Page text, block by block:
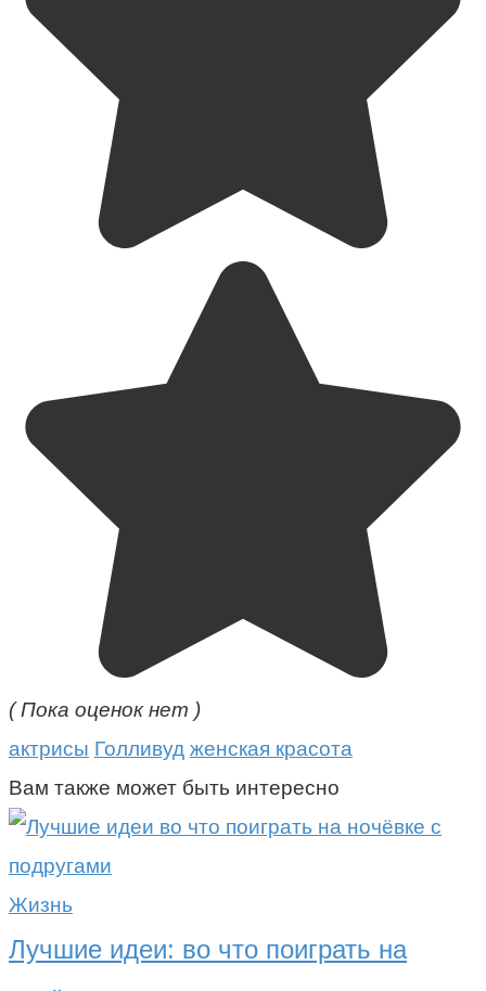
( Пока оценок нет )
актрисы Голливуд женская красота
Вам также может быть интересно
Жизнь
Лучшие идеи: во что поиграть на